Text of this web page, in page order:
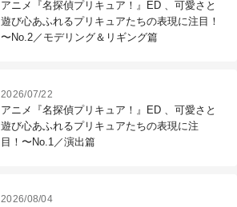
アニメ『名探偵プリキュア！』ED 、可愛さと
遊び心あふれるプリキュアたちの表現に注目！
〜No.2／モデリング＆リギング篇
2026/07/22
アニメ『名探偵プリキュア！』ED 、可愛さと
遊び心あふれるプリキュアたちの表現に注
目！〜No.1／演出篇
2026/08/04